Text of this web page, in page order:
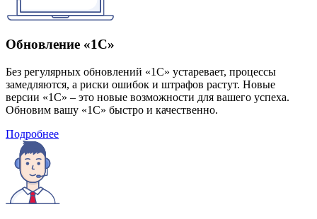
Обновление «1С»
Без регулярных обновлений «1С» устаревает, процессы
замедляются, а риски ошибок и штрафов растут. Новые
версии «1С» – это новые возможности для вашего успеха.
Обновим вашу «1С» быстро и качественно.
Подробнее